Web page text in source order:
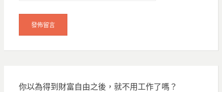
你以為得到財富自由之後，就不用工作了嗎？